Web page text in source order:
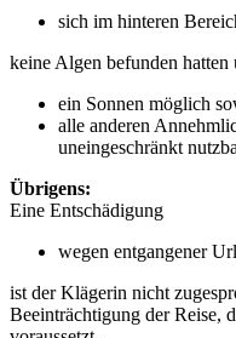
sich im hinteren
keine Algen befunden hatten
ein Sonnen möglich
alle anderen
uneingeschränkt
Übrigens:
Eine Entschädigung
wegen entgangener
ist der Klägerin nicht
Beeinträchtigung der Reise,